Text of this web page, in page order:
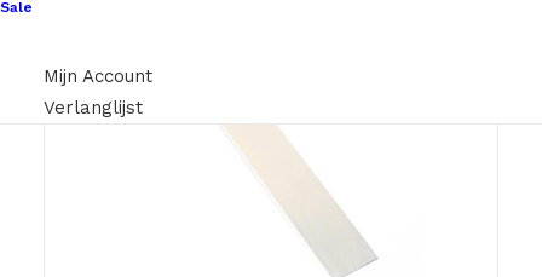
Sale
Mijn Account
Verlanglijst